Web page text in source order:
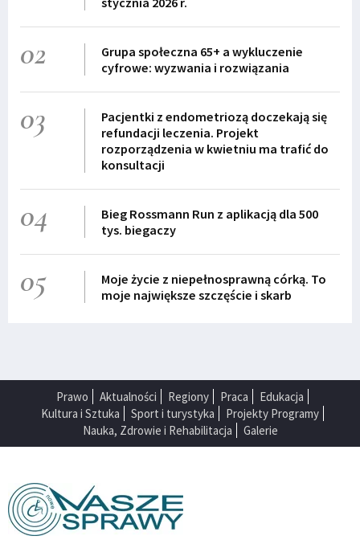
02
Grupa społeczna 65+ a wykluczenie
cyfrowe: wyzwania i rozwiązania
03
Pacjentki z endometriozą doczekają się
refundacji leczenia. Projekt
rozporządzenia w kwietniu ma trafić do
konsultacji
04
Bieg Rossmann Run z aplikacją dla 500
tys. biegaczy
05
Moje życie z niepełnosprawną córką. To
moje największe szczęście i skarb
Prawo Aktualności Regiony Praca
Edukacja
Kultura i Sztuka
Sport i turystyka
Projekty Programy
Nauka, Zdrowie i Rehabilitacja
Galerie